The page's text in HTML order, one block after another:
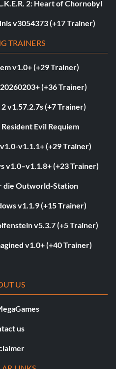
2: Heart of Chornobyl
v3054373 (+17 Trainer)
TRAINERS
v1.0+ (+29 Trainer)
(+36 Trainer)
v1.57.2.7s (+7 Trainer)
Evil Requiem
v1.1.1+ (+29 Trainer)
v1.0–v1.1.8+ (+23 Trainer)
die Outworld-Station
v1.1.9 (+15 Trainer)
v5.3.7 (+5 Trainer)
v1.0+ (+40 Trainer)
US
us